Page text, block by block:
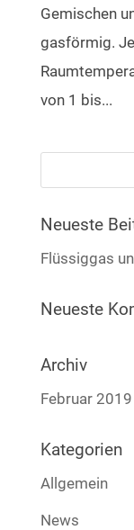
Gemischen
gasförmig.
von 1 bis...
Neueste
Flüssiggas
Neueste
Archiv
Februar 2019
Kategorien
Allgemein
News